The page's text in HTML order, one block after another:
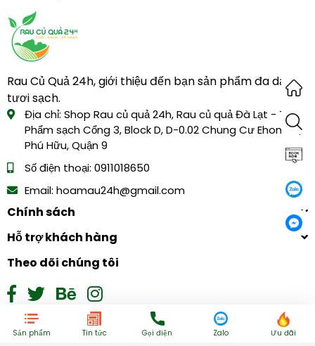
Rau Củ Quả 24h, giới thiệu đến bạn sản phẩm đa dạng,
tươi sạch.
Địa chỉ: Shop Rau củ quả 24h, Rau củ quả Đà Lạt - Thực
Phẩm sạch Cổng 3, Block D, D-0.02 Chung Cư EhomeS,
Phú Hữu, Quận 9
Số điện thoại: 0911018650
Email: hoamau24h@gmail.com
Chính sách
Hỗ trợ khách hàng
Theo dõi chúng tôi
Đăng ký nhận tin
Sản phẩm Tin tức Gọi điện Zalo Ưu đãi